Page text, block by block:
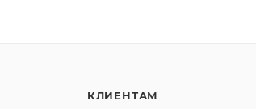
КЛИЕНТАМ